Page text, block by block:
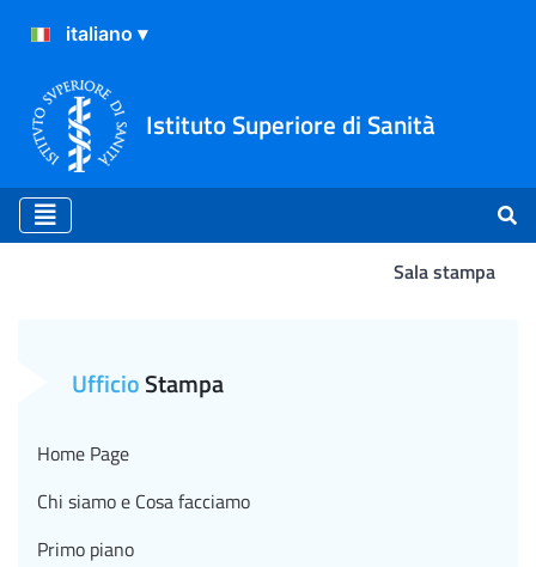
Istituto Superiore di Sanità
Sala stampa
UfficioStampa
Home Page
Chi siamo e Cosa facciamo
Primo piano